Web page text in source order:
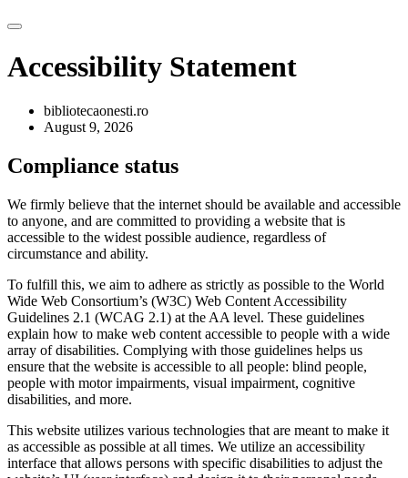
Accessibility Statement
bibliotecaonesti.ro
August 9, 2026
Compliance status
We firmly believe that the internet should be available and accessible
to anyone, and are committed to providing a website that is
accessible to the widest possible audience, regardless of
circumstance and ability.
To fulfill this, we aim to adhere as strictly as possible to the World
Wide Web Consortium’s (W3C) Web Content Accessibility
Guidelines 2.1 (WCAG 2.1) at the AA level. These guidelines
explain how to make web content accessible to people with a wide
array of disabilities. Complying with those guidelines helps us
ensure that the website is accessible to all people: blind people,
people with motor impairments, visual impairment, cognitive
disabilities, and more.
This website utilizes various technologies that are meant to make it
as accessible as possible at all times. We utilize an accessibility
interface that allows persons with specific disabilities to adjust the